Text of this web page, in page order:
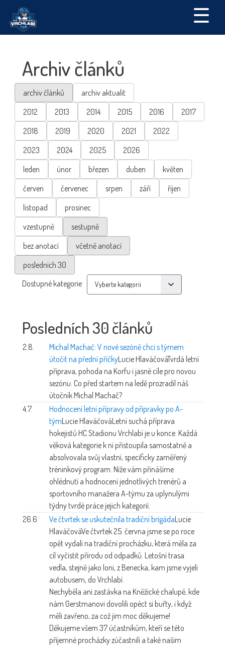
☰
Archiv článků
archiv článků
archiv aktualit
2012
2013 2014 2015 2016
2017
2018
2019 2020 2021
2022
2023
2024 2025
2026
leden
únor březen duben
květen
červen
červenec srpen září
říjen
listopad
prosinec
vzestupně
sestupně
bez anotací
včetně anotací
posledních 30
Dostupné kategorie
Posledních 30 článků
2.8.
Michal Machač: V nové sezóně chci s týmem
útočit na přední příčkyLucie HlaváčováTvrdá letní
příprava, pohoda na Korfu i jasné cíle pro novou
sezónu. Co před startem na ledě prozradil náš
útočník Michal Machač?
4.7.
Hodnocení letní přípravy od přípravky po A-
týmLucie HlaváčováLetní suchá příprava
hokejistů HC Stadionu Vrchlabí je u konce. Každá
věková kategorie k ní přistoupila samostatně a
absolvovala svůj vlastní, specificky zaměřený
tréninkový program. Níže vám přinášíme
ohlédnutí a hodnocení jednotlivých trenérů a
sportovního manažera A-týmu za uplynulými
týdny tvrdé práce jejich kategorií.
26.6.
Ve čtvrtek se uskutečnila tradiční brigádaLucie
HlaváčováVe čtvrtek 25. června jsme se po roce
opět vydali na tradiční procházku, která měla za
cíl vyčistit přírodu od odpadků. Letošní trasa
vedla, stejně jako loni, z Benecka, kam jsme vyjeli
autobusem, do Vrchlabí.
Nechyběla ani zastávka na Kněžické chalupě, kde
nám Gerstmanovi dovolili opéct si buřty, i když
měli zavřeno, za což jim moc děkujeme!
Děkujeme všem 37 účastníkům, kteří se této
příjemné procházky zúčastnili a také našim